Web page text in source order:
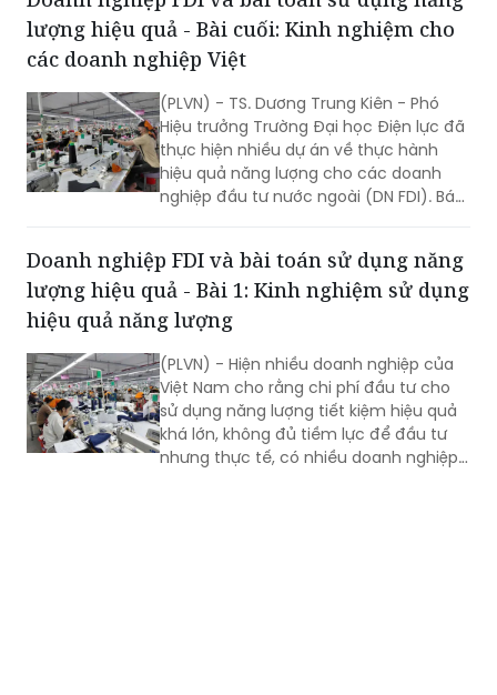
cho hệ thống điện và tiết kiệm chi phí
trong gia đình.
lượng hiệu quả - Bài cuối: Kinh nghiệm cho
các doanh nghiệp Việt
(PLVN) - TS. Dương Trung Kiên - Phó
Hiệu trưởng Trường Đại học Điện lực đã
thực hiện nhiều dự án về thực hành
hiệu quả năng lượng cho các doanh
nghiệp đầu tư nước ngoài (DN FDI). Báo
này, nhằm mang lại những kinh nghiệm
cụ thể hơn cho DN Việt.
Doanh nghiệp FDI và bài toán sử dụng năng
lượng hiệu quả - Bài 1: Kinh nghiệm sử dụng
hiệu quả năng lượng
(PLVN) - Hiện nhiều doanh nghiệp của
Việt Nam cho rằng chi phí đầu tư cho
sử dụng năng lượng tiết kiệm hiệu quả
khá lớn, không đủ tiềm lực để đầu tư
nhưng thực tế, có nhiều doanh nghiệp